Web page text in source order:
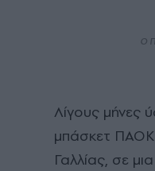
Ο
Λίγους μήνες ύστερα από εκείνη την πρόκριση, ο Κυπελλούχος Ευρώπης στο
μπάσκετ ΠΑΟΚ
Γαλλίας, σε